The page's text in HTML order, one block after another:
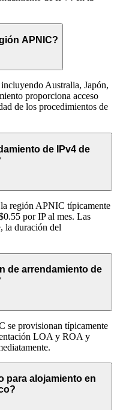
APNIC?
Australia, Japón,
proporciona acceso
de los procedimientos de
de IPv4 de
región APNIC típicamente
por IP al mes. Las
la duración del
de arrendamiento de
se provisionan típicamente
LOA y ROA y
para alojamiento en